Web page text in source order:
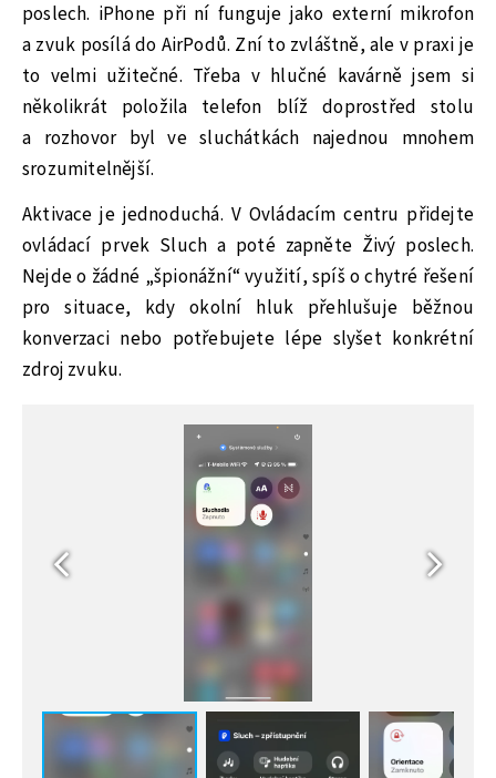
poslech. iPhone při ní funguje jako externí mikrofon
a zvuk posílá do AirPodů. Zní to zvláštně, ale v praxi je
to velmi užitečné. Třeba v hlučné kavárně jsem si
několikrát položila telefon blíž doprostřed stolu
a rozhovor byl ve sluchátkách najednou mnohem
srozumitelnější.
Aktivace je jednoduchá. V Ovládacím centru přidejte
ovládací prvek Sluch a poté zapněte Živý poslech.
Nejde o žádné „špionážní“ využití, spíš o chytré řešení
pro situace, kdy okolní hluk přehlušuje běžnou
konverzaci nebo potřebujete lépe slyšet konkrétní
zdroj zvuku.